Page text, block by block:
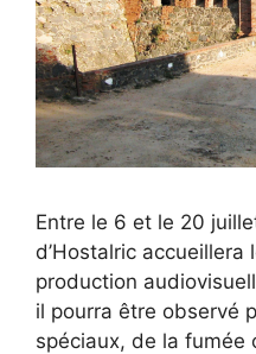
Entre le 6 et le 20
d’Hostalric accueillera
production
il pourra être observé
spéciaux, de la fumée